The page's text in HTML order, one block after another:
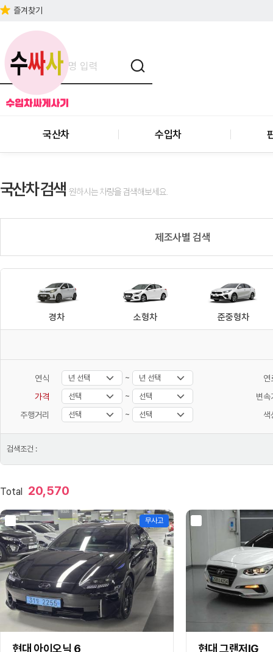
즐겨찾기
국산차 수입차
국산차 검색 원하시는 차량을 검색해보세요.
제조사별 검색
경차 소형차 준중형차
연식 ~
연
가격
~
변속
주행거리
~ 색
검색조건 :
Total 20,570
무사고
구매상담
현대 아이오닉 6 구매상담
현대 그랜저IG